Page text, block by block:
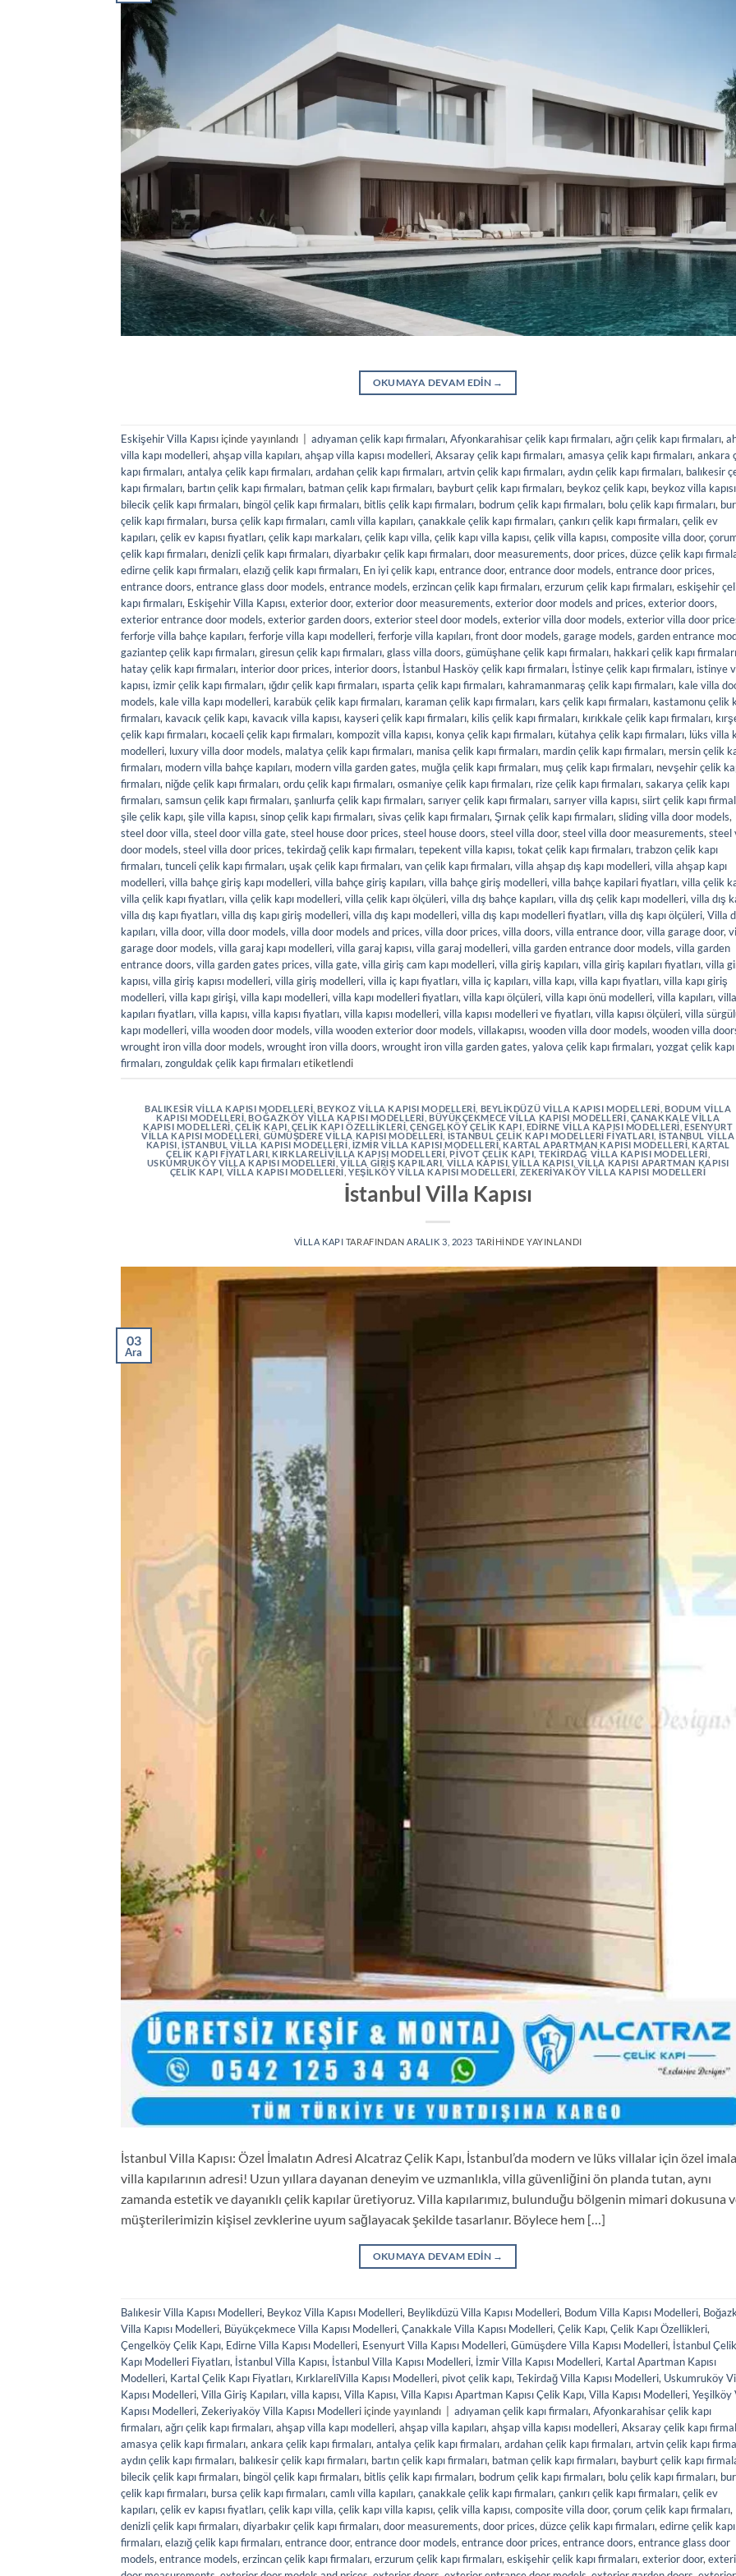
OKUMAYA DEVAM EDIN →
Eskişehir Villa Kapısı içinde yayınlandı adıyaman çelik kapı firmaları, Afyonkarahisar çelik kapı firmaları, ağrı çelik kapı firmaları,
villa kapı modelleri, ahşap villa kapıları, ahşap villa kapısı modelleri, Aksaray çelik kapı firmaları, amasya çelik kapı firmaları, ankara
kapı firmaları, antalya çelik kapı firmaları, ardahan çelik kapı firmaları, artvin çelik kapı firmaları, aydın çelik kapı firmaları, balıkesir
kapı firmaları, bartın çelik kapı firmaları, batman çelik kapı firmaları, bayburt çelik kapı firmaları, beykoz çelik kapı, beykoz villa kapısı
bilecik çelik kapı firmaları, bingöl çelik kapı firmaları, bitlis çelik kapı firmaları, bodrum çelik kapı firmaları, bolu çelik kapı firmaları,
çelik kapı firmaları, bursa çelik kapı firmaları, camlı villa kapıları, çanakkale çelik kapı firmaları, çankırı çelik kapı firmaları, çelik ev
kapıları, çelik ev kapısı fiyatları, çelik kapı markaları, çelik kapı villa, çelik kapı villa kapısı, çelik villa kapısı, composite villa door,
çelik kapı firmaları, denizli çelik kapı firmaları, diyarbakır çelik kapı firmaları, door measurements, door prices, düzce çelik kapı
edirne çelik kapı firmaları, elazığ çelik kapı firmaları, En iyi çelik kapı, entrance door, entrance door models, entrance door prices,
entrance doors, entrance glass door models, entrance models, erzincan çelik kapı firmaları, erzurum çelik kapı firmaları, eskişehir
kapı firmaları, Eskişehir Villa Kapısı, exterior door, exterior door measurements, exterior door models and prices, exterior doors,
exterior entrance door models, exterior garden doors, exterior steel door models, exterior villa door models, exterior villa door
ferforje villa bahçe kapıları, ferforje villa kapı modelleri, ferforje villa kapıları, front door models, garage models, garden entrance
gaziantep çelik kapı firmaları, giresun çelik kapı firmaları, glass villa doors, gümüşhane çelik kapı firmaları, hakkari çelik kapı firmaları
hatay çelik kapı firmaları, interior door prices, interior doors, İstanbul Hasköy çelik kapı firmaları, İstinye çelik kapı firmaları, istinye
kapısı, izmir çelik kapı firmaları, ığdır çelik kapı firmaları, ısparta çelik kapı firmaları, kahramanmaraş çelik kapı firmaları, kale villa
models, kale villa kapı modelleri, karabük çelik kapı firmaları, karaman çelik kapı firmaları, kars çelik kapı firmaları, kastamonu çelik
firmaları, kavacık çelik kapı, kavacık villa kapısı, kayseri çelik kapı firmaları, kilis çelik kapı firmaları, kırıkkale çelik kapı firmaları,
çelik kapı firmaları, kocaeli çelik kapı firmaları, kompozit villa kapısı, konya çelik kapı firmaları, kütahya çelik kapı firmaları, lüks villa
modelleri, luxury villa door models, malatya çelik kapı firmaları, manisa çelik kapı firmaları, mardin çelik kapı firmaları, mersin çelik
firmaları, modern villa bahçe kapıları, modern villa garden gates, muğla çelik kapı firmaları, muş çelik kapı firmaları, nevşehir çelik
firmaları, niğde çelik kapı firmaları, ordu çelik kapı firmaları, osmaniye çelik kapı firmaları, rize çelik kapı firmaları, sakarya çelik kapı
firmaları, samsun çelik kapı firmaları, şanlıurfa çelik kapı firmaları, sarıyer çelik kapı firmaları, sarıyer villa kapısı, siirt çelik kapı
şile çelik kapı, şile villa kapısı, sinop çelik kapı firmaları, sivas çelik kapı firmaları, Şırnak çelik kapı firmaları, sliding villa door models,
steel door villa, steel door villa gate, steel house door prices, steel house doors, steel villa door, steel villa door measurements, steel
door models, steel villa door prices, tekirdağ çelik kapı firmaları, tepekent villa kapısı, tokat çelik kapı firmaları, trabzon çelik kapı
firmaları, tunceli çelik kapı firmaları, uşak çelik kapı firmaları, van çelik kapı firmaları, villa ahşap dış kapı modelleri, villa ahşap kapı
modelleri, villa bahçe giriş kapı modelleri, villa bahçe giriş kapıları, villa bahçe giriş modelleri, villa bahçe kapilari fiyatları, villa çelik
villa çelik kapı fiyatları, villa çelik kapı modelleri, villa çelik kapı ölçüleri, villa dış bahçe kapıları, villa dış çelik kapı modelleri, villa dış
villa dış kapı fiyatları, villa dış kapı giriş modelleri, villa dış kapı modelleri, villa dış kapı modelleri fiyatları, villa dış kapı ölçüleri, Villa
kapıları, villa door, villa door models, villa door models and prices, villa door prices, villa doors, villa entrance door, villa garage door,
garage door models, villa garaj kapı modelleri, villa garaj kapısı, villa garaj modelleri, villa garden entrance door models, villa garden
entrance doors, villa garden gates prices, villa gate, villa giriş cam kapı modelleri, villa giriş kapıları, villa giriş kapıları fiyatları, villa
kapısı, villa giriş kapısı modelleri, villa giriş modelleri, villa iç kapı fiyatları, villa iç kapıları, villa kapı, villa kapı fiyatları, villa kapı giriş
modelleri, villa kapı girişi, villa kapı modelleri, villa kapı modelleri fiyatları, villa kapı ölçüleri, villa kapı önü modelleri, villa kapıları, villa
kapıları fiyatları, villa kapısı, villa kapısı fiyatları, villa kapısı modelleri, villa kapısı modelleri ve fiyatları, villa kapısı ölçüleri, villa
kapı modelleri, villa wooden door models, villa wooden exterior door models, villakapısı, wooden villa door models, wooden villa
wrought iron villa door models, wrought iron villa doors, wrought iron villa garden gates, yalova çelik kapı firmaları, yozgat çelik kapı
firmaları, zonguldak çelik kapı firmalarıetiketlendi
BALIKESIR VILLA KAPISI MODELLERI ,BEYKOZ VILLA KAPISI MODELLERI BEYLIKDÜZÜ VILLA KAPISI MODELLERI ,BODUM VILLA
KAPISI MODELLERI ,BOĞAZKÖY VILLA KAPISI MODELLERI BÜYÜKÇEKMECE VILLA KAPISI MODELLERI ÇANAKKALE VILLA
KAPISI MODELLERI ,ÇELIK KAPI ÇELIK KAPI ÖZELLIKLERI ,ÇENGELKÖY ÇELIK KAPI EDIRNE VILLA KAPISI MODELLERI ESENYURT
VILLA KAPISI MODELLERI GÜMÜŞDERE VILLA KAPISI MODELLERI İSTANBUL ÇELIK KAPI MODELLERI FIYATLARI İSTANBUL VILLA
KAPISI ,İSTANBUL VILLA KAPISI MODELLERI İZMIR VILLA KAPISI MODELLERI, KARTAL APARTMAN KAPISI MODELLERI KARTAL
ÇELIK KAPI FIYATLARI KIRKLARELIVILLA KAPISI MODELLERI PIVOT ÇELIK KAPI TEKIRDAĞ VILLA KAPISI MODELLERI
USKUMRUKÖY VILLA KAPISI MODELLERI ,VILLA GIRIŞ KAPILARI ,VILLA KAPISI ,VILLA KAPISI ,VILLA KAPISI APARTMAN KAPISI
ÇELIK KAPI VILLA KAPISI MODELLERI ,YEŞILKÖY VILLA KAPISI MODELLERI ZEKERIYAKÖY VILLA KAPISI MODELLERI
İstanbul Villa Kapısı
VILLA KAPI TARAFINDAN ARALIK 3, 2023 TARIHINDE YAYINLANDI
03
Ara
İstanbul Villa Kapısı: Özel İmalatın Adresi Alcatraz Çelik Kapı, İstanbul’da modern ve lüks villalar için özel
villa kapılarının adresi! Uzun yıllara dayanan deneyim ve uzmanlıkla, villa güvenliğini ön planda tutan, aynı
zamanda estetik ve dayanıklı çelik kapılar üretiyoruz. Villa kapılarımız, bulunduğu bölgenin mimari dokusuna
müşterilerimizin kişisel zevklerine uyum sağlayacak şekilde tasarlanır. Böylece hem […]
OKUMAYA DEVAM EDIN →
Balıkesir Villa Kapısı Modelleri, Beykoz Villa Kapısı Modelleri, Beylikdüzü Villa Kapısı Modelleri, Bodum Villa Kapısı Modelleri,
Villa Kapısı Modelleri, Büyükçekmece Villa Kapısı Modelleri,Çanakkale Villa Kapısı Modelleri,Çelik Kapı,Çelik Kapı Özellikleri,
Çengelköy Çelik Kapı, Edirne Villa Kapısı Modelleri, Esenyurt Villa Kapısı Modelleri,Gümüşdere Villa Kapısı Modelleri, İstanbul Çelik
Kapı Modelleri Fiyatları, İstanbul Villa Kapısı, İstanbul Villa Kapısı Modelleri, İzmir Villa Kapısı Modelleri, Kartal Apartman Kapısı
Modelleri, Kartal Çelik Kapı Fiyatları, KırklareliVilla Kapısı Modelleri, pivot çelik kapı,Tekirdağ Villa Kapısı Modelleri, Uskumruköy
Kapısı Modelleri,Villa Giriş Kapıları,villa kapısı,Villa Kapısı,Villa Kapısı Apartman Kapısı Çelik Kapı,Villa Kapısı Modelleri,Yeşilköy
Kapısı Modelleri,Zekeriyaköy Villa Kapısı Modelleri içinde yayınlandı adıyaman çelik kapı firmaları,Afyonkarahisar çelik kapı
firmaları,ağrı çelik kapı firmaları,ahşap villa kapı modelleri,ahşap villa kapıları,ahşap villa kapısı modelleri,Aksaray çelik kapı
amasya çelik kapı firmaları,ankara çelik kapı firmaları,antalya çelik kapı firmaları,ardahan çelik kapı firmaları,artvin çelik kapı
aydın çelik kapı firmaları, balıkesir çelik kapı firmaları, bartın çelik kapı firmaları, batman çelik kapı firmaları, bayburt çelik kapı
bilecik çelik kapı firmaları, bingöl çelik kapı firmaları, bitlis çelik kapı firmaları, bodrum çelik kapı firmaları, bolu çelik kapı firmaları,
çelik kapı firmaları, bursa çelik kapı firmaları,camlı villa kapıları,çanakkale çelik kapı firmaları,çankırı çelik kapı firmaları,çelik ev
kapıları,çelik ev kapısı fiyatları,çelik kapı villa,çelik kapı villa kapısı,çelik villa kapısı,composite villa door,çorum çelik kapı firmaları,
denizli çelik kapı firmaları,diyarbakır çelik kapı firmaları,door measurements,door prices,düzce çelik kapı firmaları,edirne çelik kapı
firmaları,elazığ çelik kapı firmaları,entrance door,entrance door models,entrance door prices,entrance doors,entrance glass door
models,entrance models,erzincan çelik kapı firmaları,erzurum çelik kapı firmaları,eskişehir çelik kapı firmaları,exterior door,